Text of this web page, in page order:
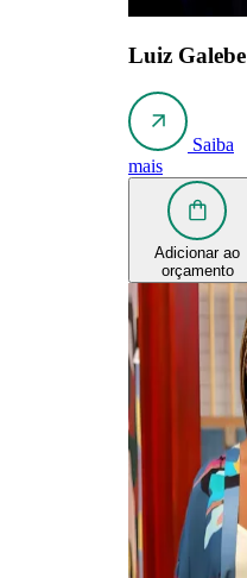
Luiz Galebe
Saiba
mais
Adicionar ao
orçamento